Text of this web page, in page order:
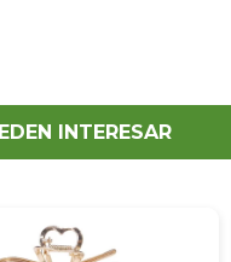
INTERESAR